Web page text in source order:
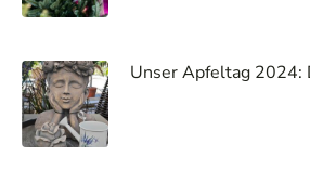
Unser Apfeltag 2024: